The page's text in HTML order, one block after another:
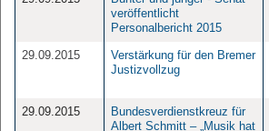
veröffentlicht
Personalbericht 2015
29.09.2015
Verstärkung für den Bremer
Justizvollzug
29.09.2015
Bundesverdienstkreuz für
Albert Schmitt – „Musik hat